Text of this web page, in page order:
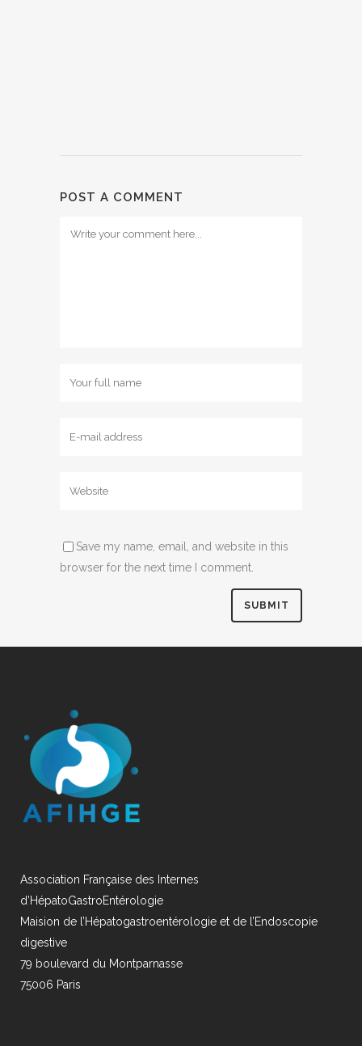
POST A COMMENT
Save my name, email, and website in this
browser for the next time I comment.
Association Française des Internes
d’HépatoGastroEntérologie
Maision de l’Hépatogastroentérologie et de l’Endoscopie
digestive
79 boulevard du Montparnasse
75006 Paris